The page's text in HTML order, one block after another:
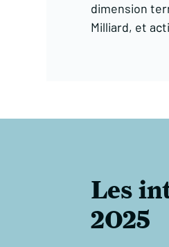
dimension
Milliard, et
Les
2025